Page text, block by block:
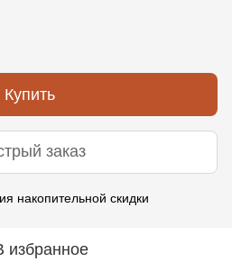
Купить
заказ
накопительной скидки
избранное